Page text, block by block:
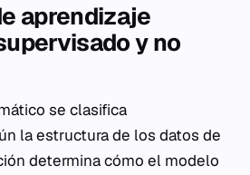
aprendizaje
y no
se clasifica
la estructura de los datos de
determina cómo el modelo